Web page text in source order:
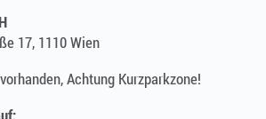
17, 1110 Wien
Achtung Kurzparkzone!